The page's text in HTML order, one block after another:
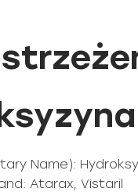
Name):
Atarax, Vistaril